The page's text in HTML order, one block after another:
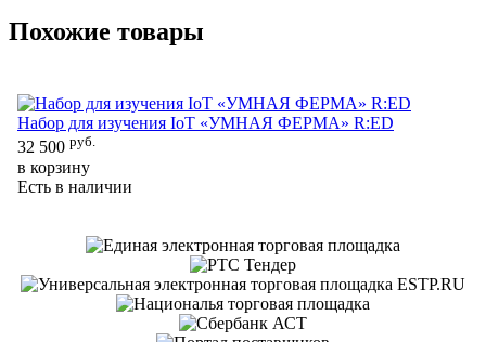
Похожие товары
Набор для изучения IoT «УМНАЯ ФЕРМА» R:ED
32 500 руб.
в корзину
Есть в наличии